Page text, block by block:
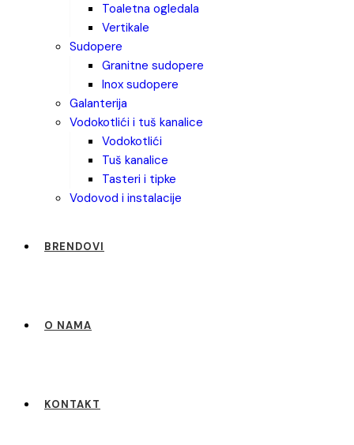
toaletna ogledala
vertikale
sudopere
granitne sudopere
inox sudopere
galanterija
vodokotlići i tuš kanalice
vodokotlići
tuš kanalice
tasteri i tipke
vodovod i instalacije
BRENDOVI
O NAMA
KONTAKT